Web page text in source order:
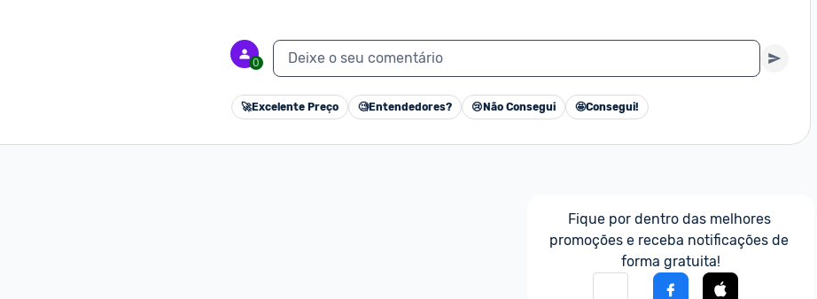
0 Deixe o seu comentário
🚀Excelente Preço 🧐Entendedores? 😢 Não Consegui 🤩Consegui!
Fique por dentro das melhores
promoções e receba notificações de
forma gratuita!